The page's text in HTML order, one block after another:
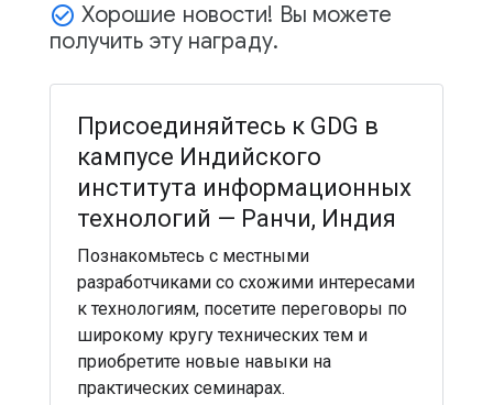
check_circle_outline Хорошие новости! Вы можете
получить эту награду.
Присоединяйтесь к GDG в
кампусе Индийского
института информационных
технологий — Ранчи, Индия
Познакомьтесь с местными
разработчиками со схожими интересами
к технологиям, посетите переговоры по
широкому кругу технических тем и
приобретите новые навыки на
практических семинарах.